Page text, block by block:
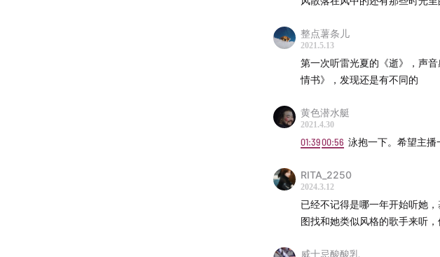
选自1996年《南国再见，南国 电
24:23
-《原谅》
选自1999年《脸颊贴紧月球》
选自2003年《2003逝》
36:28
-《发光的房子》
选自2006年《黑暗之光》
42:20
-《我的80年代》
选自2006年《黑暗之光》
-《深无情》
选自2018年《范保德 电影原声
57:13
-《昨天晚上我梦见你》
整点薯条儿
2021.5.13
第一次听雷光夏的《逝》，声
情书》，发现还是有不同的
黄色潜水艇
2021.4.30
01:3900:56 泳抱一下。希望主播
RITA_2250
2024.3.12
已经不记得是哪一年开始听她
图找和她类似风格的歌手来听
威士忌酸酸乳